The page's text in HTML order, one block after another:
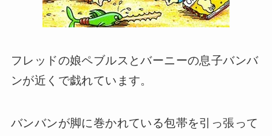
フレッドの娘ペブルスとバーニーの息子バンバ
ンが近くで戯れています。
バンバンが脚に巻かれている包帯を引っ張って